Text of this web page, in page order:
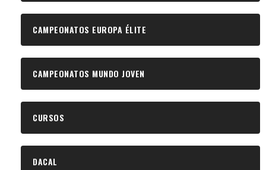
CAMPEONATOS EUROPA ÉLITE
CAMPEONATOS MUNDO JOVEN
CURSOS
DACAL